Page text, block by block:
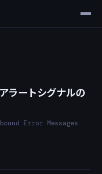
ラートシグナルの
Error Messages